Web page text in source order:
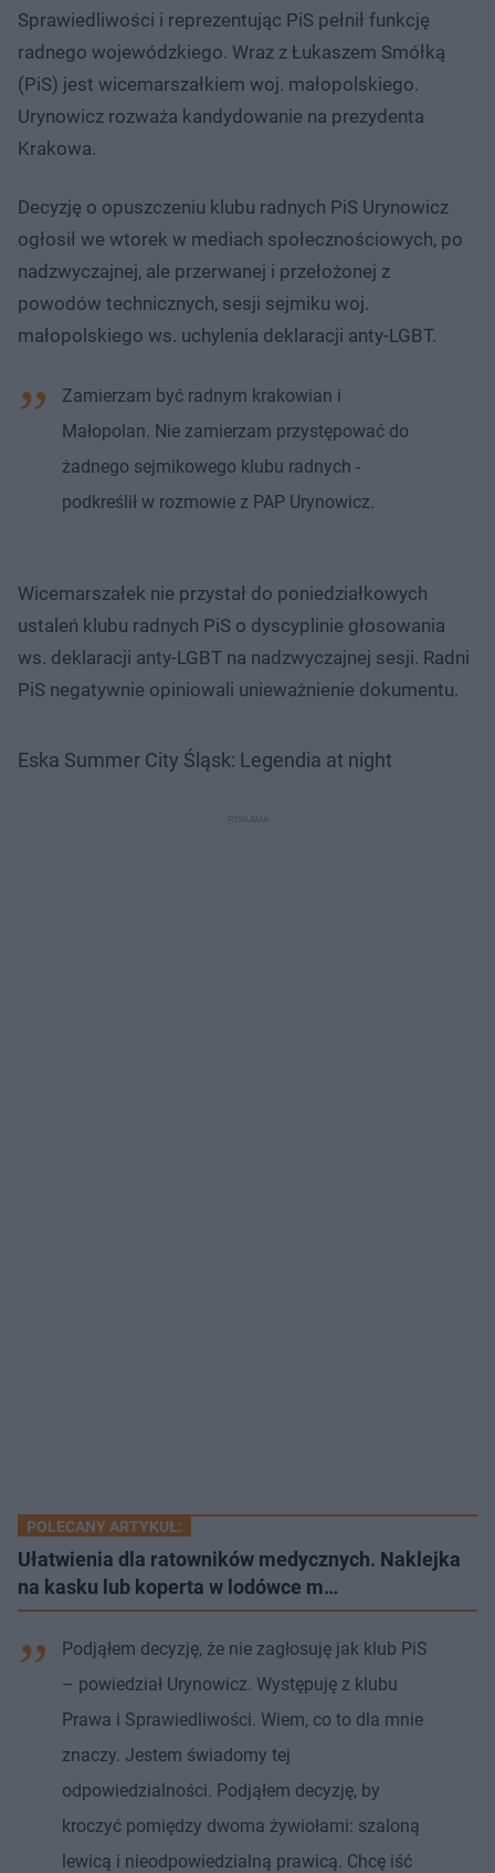
Sprawiedliwości i reprezentując PiS pełnił funkcję
radnego wojewódzkiego. Wraz z Łukaszem Smółką
(PiS) jest wicemarszałkiem woj. małopolskiego.
Urynowicz rozważa kandydowanie na prezydenta
Krakowa.
Decyzję o opuszczeniu klubu radnych PiS Urynowicz
ogłosił we wtorek w mediach społecznościowych, po
nadzwyczajnej, ale przerwanej i przełożonej z
powodów technicznych, sesji sejmiku woj.
małopolskiego ws. uchylenia deklaracji anty-LGBT.
Zamierzam być radnym krakowian i
Małopolan. Nie zamierzam przystępować do
żadnego sejmikowego klubu radnych -
podkreślił w rozmowie z PAP Urynowicz.
Wicemarszałek nie przystał do poniedziałkowych
ustaleń klubu radnych PiS o dyscyplinie głosowania
ws. deklaracji anty-LGBT na nadzwyczajnej sesji. Radni
PiS negatywnie opiniowali unieważnienie dokumentu.
Eska Summer City Śląsk: Legendia at night
POLECANY ARTYKUŁ:
Ułatwienia dla ratowników medycznych. Naklejka
na kasku lub koperta w lodówce m…
Podjąłem decyzję, że nie zagłosuję jak klub PiS
– powiedział Urynowicz. Występuję z klubu
Prawa i Sprawiedliwości. Wiem, co to dla mnie
znaczy. Jestem świadomy tej
odpowiedzialności. Podjąłem decyzję, by
kroczyć pomiędzy dwoma żywiołami: szaloną
lewicą i nieodpowiedzialną prawicą. Chcę iść